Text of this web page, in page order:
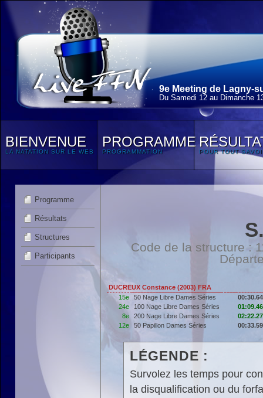
9e Meeting de Lagny-
Du Samedi 12 au Dimanche
BIENVENUE
LA NATATION SUR LE WEB
PROGRAMME
PROGRAMMATION POUR TOUT
Programme
Résultats
Structures
Participants
Code de la structure :
DUCREUX Constance (2003) FRA
15e
50 Nage Libre Dames Séries
00:30.64
24e
100 Nage Libre Dames Séries
01:09.46
8e
200 Nage Libre Dames Séries
02:22.27
12e
50 Papillon Dames Séries 00:33.59
LÉGENDE :
Survolez les temps pour
la disqualification ou du